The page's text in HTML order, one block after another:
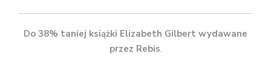
Do 38% taniej książki Elizabeth Gilbert wydawane
przez Rebis.